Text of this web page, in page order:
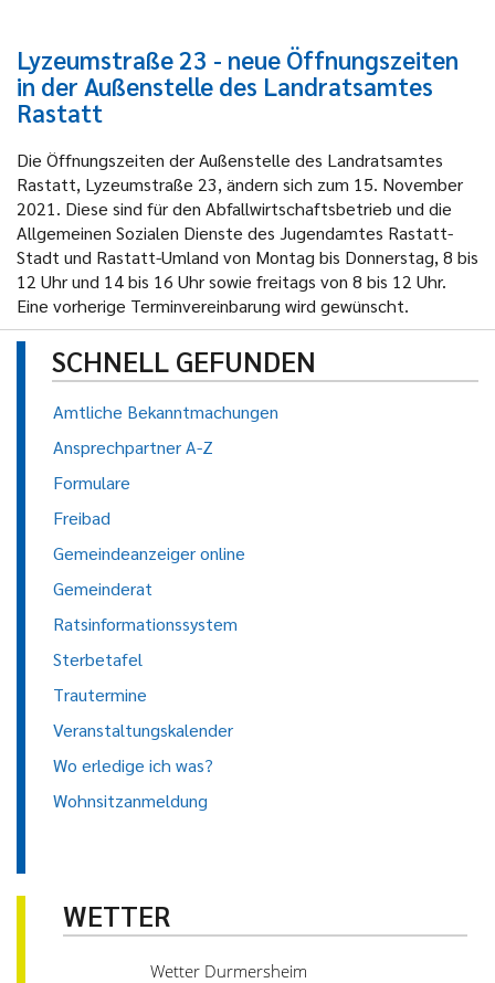
Lyzeumstraße 23 - neue Öffnungszeiten
in der Außenstelle des Landratsamtes
Rastatt
Die Öffnungszeiten der Außenstelle des Landratsamtes
Rastatt, Lyzeumstraße 23, ändern sich zum 15. November
2021. Diese sind für den Abfallwirtschaftsbetrieb und die
Allgemeinen Sozialen Dienste des Jugendamtes Rastatt-
Stadt und Rastatt-Umland von Montag bis Donnerstag, 8 bis
12 Uhr und 14 bis 16 Uhr sowie freitags von 8 bis 12 Uhr.
Eine vorherige Terminvereinbarung wird gewünscht.
SCHNELL GEFUNDEN
Amtliche Bekanntmachungen
Ansprechpartner A-Z
Formulare
Freibad
Gemeindeanzeiger online
Gemeinderat
Ratsinformationssystem
Sterbetafel
Trautermine
Veranstaltungskalender
Wo erledige ich was?
Wohnsitzanmeldung
WETTER
Wetter Durmersheim